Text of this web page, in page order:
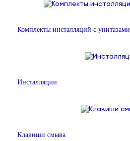
Комплекты инсталляций с унитазами
Инсталляции
Клавиши смыва